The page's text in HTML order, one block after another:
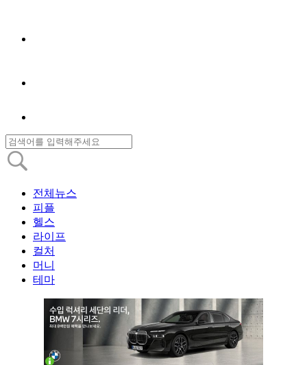
전체뉴스
피플
헬스
라이프
컬처
머니
테마